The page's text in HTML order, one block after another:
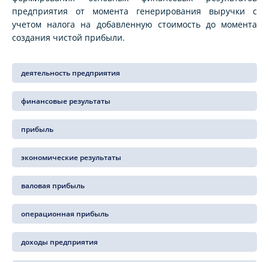
предприятия от момента генерирования выручки с
учетом налога на добавленную стоимость до момента
создания чистой прибыли.
деятельность предприятия
финансовые результаты
прибыль
экономические результаты
валовая прибыль
операционная прибыль
доходы предприятия